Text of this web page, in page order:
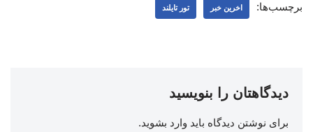
برچسب‌ها: اخرین خبر تور تایلند
دیدگاهتان را بنویسید
برای نوشتن دیدگاه باید وارد بشوید.